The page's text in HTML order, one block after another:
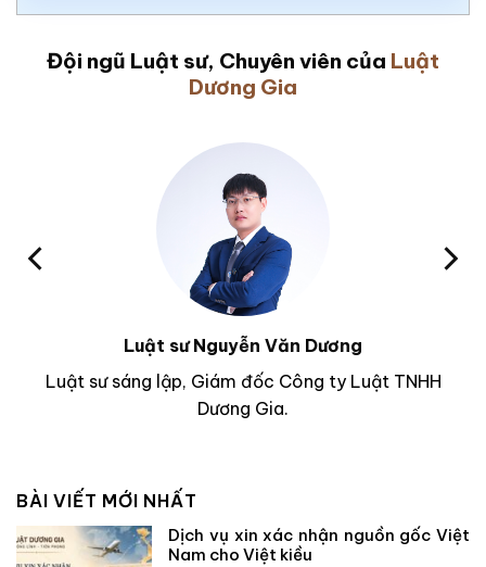
Đội ngũ Luật sư, Chuyên viên của Luật
Dương Gia
Luật sư Nguyễn Văn Dương
Luật sư sáng lập, Giám đốc Công ty Luật TNHH
Dương Gia.
BÀI VIẾT MỚI NHẤT
Dịch vụ xin xác nhận nguồn gốc Việt
Nam cho Việt kiều